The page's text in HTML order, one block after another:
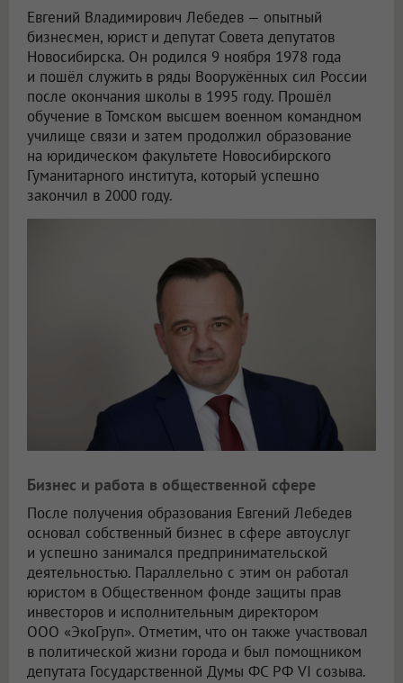
Евгений Владимирович Лебедев — опытный
бизнесмен, юрист и депутат Совета депутатов
Новосибирска. Он родился 9 ноября 1978 года
и пошёл служить в ряды Вооружённых сил России
после окончания школы в 1995 году. Прошёл
обучение в Томском высшем военном командном
училище связи и затем продолжил образование
на юридическом факультете Новосибирского
Гуманитарного института, который успешно
закончил в 2000 году.
Бизнес и работа в общественной сфере
После получения образования Евгений Лебедев
основал собственный бизнес в сфере автоуслуг
и успешно занимался предпринимательской
деятельностью. Параллельно с этим он работал
юристом в Общественном фонде защиты прав
инвесторов и исполнительным директором
ООО «ЭкоГруп». Отметим, что он также участвовал
в политической жизни города и был помощником
депутата Государственной Думы ФС РФ VI созыва.